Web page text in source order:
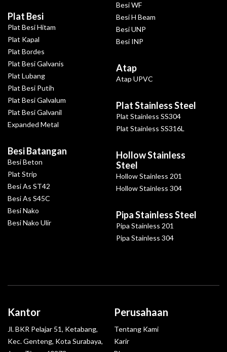
Plat Besi
Plat Besi Hitam
Plat Kapal
Plat Bordes
Plat Besi Galvanis
Plat Lubang
Plat Besi Putih
Plat Besi Galvalum
Plat Besi Galvanil
Expanded Metal
Besi Batangan
Besi Beton
Plat Strip
Besi As ST42
Besi As S45C
Besi Nako
Besi Nako Ulir
Besi WF
Besi H Beam
Besi UNP
Besi INP
Atap
Atap UPVC
Plat Stainless Steel
Plat Stainless SS304
Plat Stainless SS316L
Hollow Stainless
Steel
Hollow Stainless 201
Hollow Stainless 304
Pipa Stainless Steel
Pipa Stainless 201
Pipa Stainless 304
Kantor
Jl. BKR Pelajar 51, Ketabang,
Kec. Genteng, Kota Surabaya,
Perusahaan
Tentang Kami
Karir